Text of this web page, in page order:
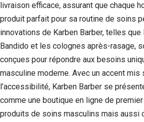
livraison efficace, assurant que chaque
produit parfait pour sa routine de soins
innovations de Karben Barber, telles
Bandido et les colognes après-rasage,
conçues pour répondre aux besoins
masculine moderne. Avec un accent mis
l’accessibilité, Karben Barber se
comme une boutique en ligne de
produits de soins masculins mais aussi